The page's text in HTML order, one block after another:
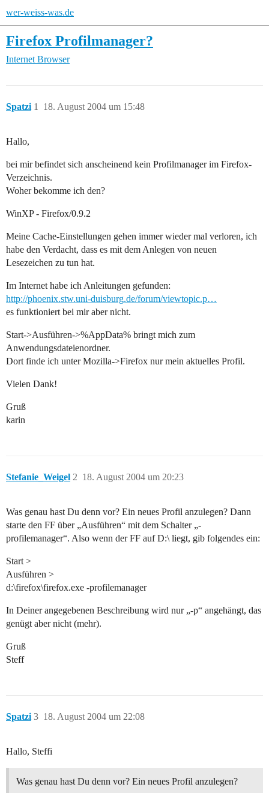
wer-weiss-was.de
Firefox Profilmanager?
Internet Browser
Spatzi 18. August 2004 um 15:48
1
Hallo,
bei mir befindet sich anscheinend kein Profilmanager im Firefox-
Verzeichnis.
Woher bekomme ich den?
WinXP - Firefox/0.9.2
Meine Cache-Einstellungen gehen immer wieder mal verloren, ich
habe den Verdacht, dass es mit dem Anlegen von neuen
Lesezeichen zu tun hat.
Im Internet habe ich Anleitungen gefunden:
http://phoenix.stw.uni-duisburg.de/forum/viewtopic.p…
es funktioniert bei mir aber nicht.
Start->Ausführen->%AppData% bringt mich zum
Anwendungsdateienordner.
Dort finde ich unter Mozilla->Firefox nur mein aktuelles Profil.
Vielen Dank!
Gruß
karin
Stefanie_Weigel 18. August 2004 um 20:23
2
Was genau hast Du denn vor? Ein neues Profil anzulegen? Dann
starte den FF über „Ausführen“ mit dem Schalter „-
profilemanager“. Also wenn der FF auf D:\ liegt, gib folgendes ein:
Start >
Ausführen >
d:\firefox\firefox.exe -profilemanager
In Deiner angegebenen Beschreibung wird nur „-p“ angehängt, das
genügt aber nicht (mehr).
Gruß
Steff
Spatzi 18. August 2004 um 22:08
3
Hallo, Steffi
Was genau hast Du denn vor? Ein neues Profil anzulegen?